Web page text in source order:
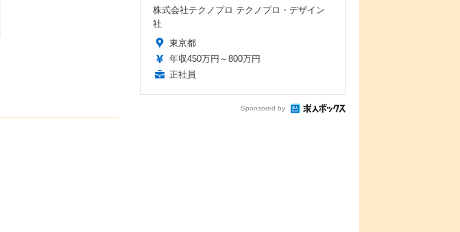
株式会社テクノプロ テクノプロ・デザイン
社
東京都
年収450万円～800万円
正社員
Sponsored by